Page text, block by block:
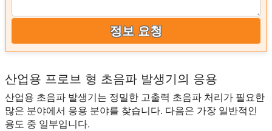
정보 요청
산업용 프로브 형 초음파 발생기의 응용
산업용 초음파 발생기는 정밀한 고출력 초음파 처리가 필요한
많은 분야에서 응용 분야를 찾습니다. 다음은 가장 일반적인
용도 중 일부입니다.